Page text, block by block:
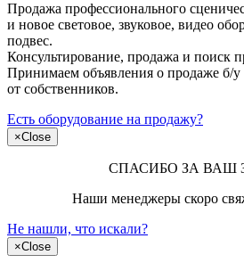
Продажа профессионального
и новое световое, звуковое, видео
подвес.
Консультирование, продажа и поиск
Принимаем объявления о продаже б/у
от собственников.
Есть оборудование на продажу?
×Close
СПАСИБО ЗА ВАШ
Наши менеджеры скоро
Не нашли, что искали?
×Close